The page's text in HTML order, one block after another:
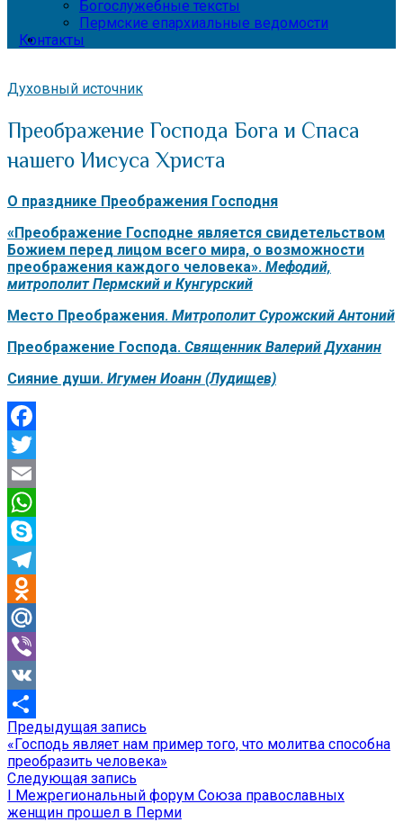
Богослужебные тексты
Пермские епархиальные ведомости
Контакты
Духовный источник
Преображение Господа Бога и Спаса
нашего Иисуса Христа
О празднике Преображения Господня
«Преображение Господне является свидетельством
Божием перед лицом всего мира, о возможности
преображения каждого человека». Мефодий,
митрополит Пермский и Кунгурский
Место Преображения. Митрополит Сурожский Антоний
Преображение Господа. Священник Валерий Духанин
Сияние души. Игумен Иоанн (Лудищев)
Facebook
Twitter
Email
WhatsApp
Skype
Telegram
Odnoklassniki
Mail.Ru
Viber
VK
Отправить
Навигация
по
записям
Предыдущая запись
запись:
«Господь являет нам пример того, что молитва способна
преобразить человека»
Следующая запись
запись:
I Межрегиональный форум Союза православных
женщин прошел в Перми